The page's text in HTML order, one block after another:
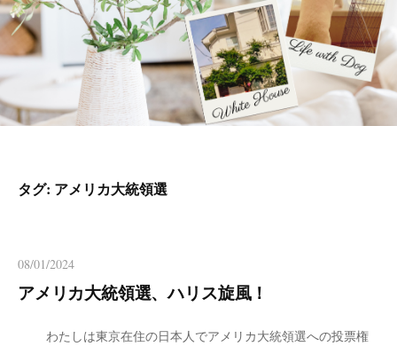
キ
ッ
プ
タグ: アメリカ大統領選
08/01/2024
アメリカ大統領選、ハリス旋風！
わたしは東京在住の日本人でアメリカ大統領選への投票権